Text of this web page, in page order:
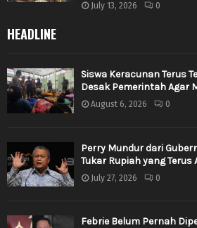
July 13, 2026 0
HEADLINE
Siswa Keracunan Terus
Desak Pemerintah Agar
August 6, 2026 0
Perry Mundur dari
Tukar Rupiah yang Terus
July 27, 2026 0
Febrie Belum Pernah